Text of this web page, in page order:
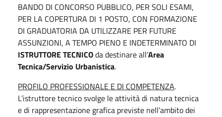
BANDO DI CONCORSO PUBBLICO, PER SOLI ESAMI,
PER LA COPERTURA DI 1 POSTO, CON FORMAZIONE
DI GRADUATORIA DA UTILIZZARE PER FUTURE
ASSUNZIONI, A TEMPO PIENO E INDETERMINATO DI
ISTRUTTORE TECNICOda destinare all’Area
Tecnica/Servizio Urbanistica.
PROFILO PROFESSIONALE E DI COMPETENZA.
L’istruttore tecnico svolge le attività di natura tecnica
e di rappresentazione grafica previste nell’ambito dei